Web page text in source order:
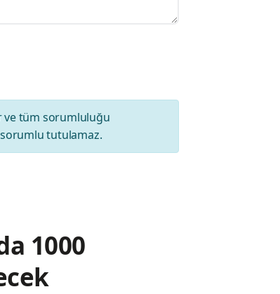
ve tüm sorumluluğu
tutulamaz.
1000